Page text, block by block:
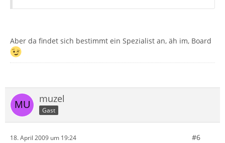
Aber da findet sich bestimmt ein Spezialist an, äh im, Board
muzel
Gast
18. April 2009 um 19:24 #6